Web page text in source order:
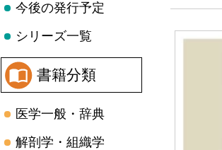
今後の発行予定
シリーズ一覧
書籍分類
医学一般・辞典
解剖学・組織学